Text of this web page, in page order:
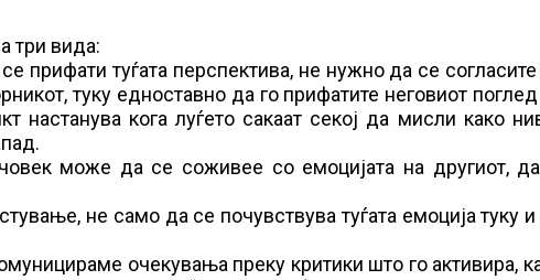
три вида:
прифати туѓата перспектива, не нужно да се
туку едноставно да го прифатите неговиот
настанува кога луѓето сакаат секој да мисли како
може да се соживее со емоцијата на другиот, да
не само да се почувствува туѓата емоција туку
очекувања преку критики што го активира,